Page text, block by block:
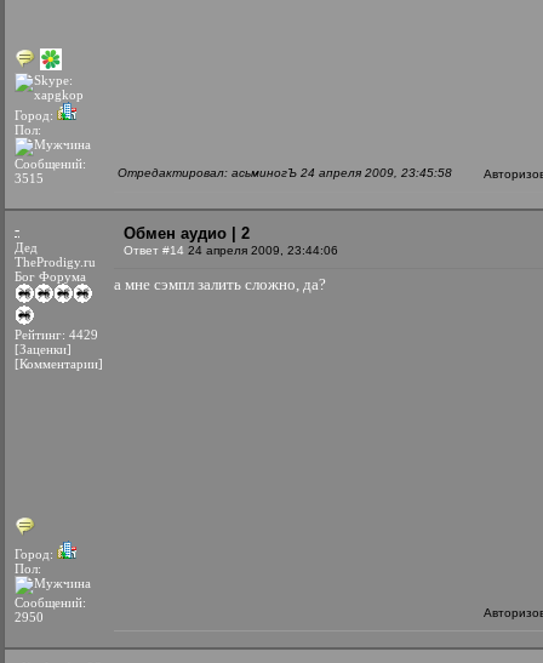
Город:
Пол:
Сообщений:
3515
Отредактировал: асьминогЪ 24 апреля 2009, 23:45:58
-
Дед
TheProdigy.ru
Бог Форума
Рейтинг: 4429
[Заценки]
[Комментарии]
Город:
Пол:
Сообщений:
2950
Обмен аудио | 2
Ответ #14 24 апреля 2009, 23:44:06
а мне сэмпл залить сложно, да?